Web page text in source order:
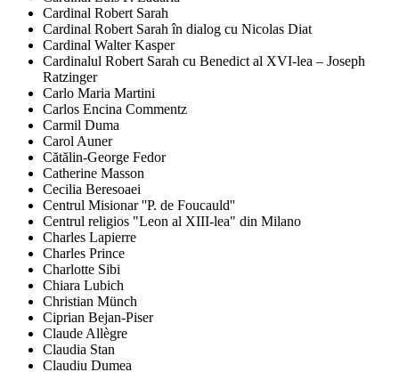
Cardinal Robert Sarah
Cardinal Robert Sarah în dialog cu Nicolas Diat
Cardinal Walter Kasper
Cardinalul Robert Sarah cu Benedict al XVI-lea – Joseph
Ratzinger
Carlo Maria Martini
Carlos Encina Commentz
Carmil Duma
Carol Auner
Cătălin-George Fedor
Catherine Masson
Cecilia Beresoaei
Centrul Misionar ''P. de Foucauld''
Centrul religios "Leon al XIII-lea" din Milano
Charles Lapierre
Charles Prince
Charlotte Sibi
Chiara Lubich
Christian Münch
Ciprian Bejan-Piser
Claude Allègre
Claudia Stan
Claudiu Dumea